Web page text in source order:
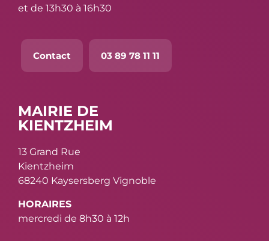
et de 13h30 à 16h30
Contact 03 89 78 11 11
MAIRIE DE
KIENTZHEIM
13 Grand Rue
Kientzheim
68240 Kaysersberg Vignoble
HORAIRES
mercredi de 8h30 à 12h